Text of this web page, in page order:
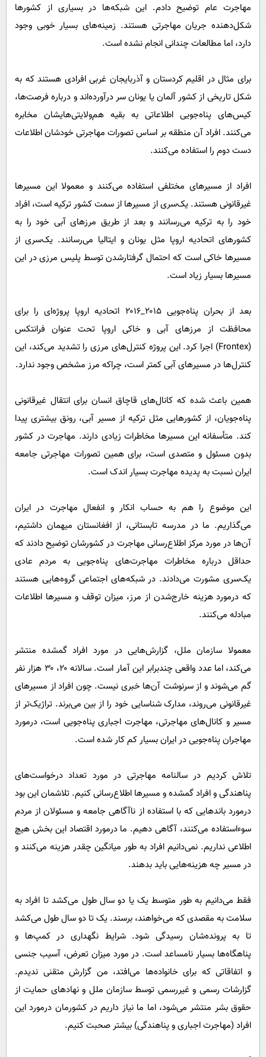
مهاجرت عام توضیح دادم. این شبکه‌ها در بسیاری از کشور‌ها
شکل‌دهنده جریان مهاجرتی هستند. زمینه‌های بسیار خوبی وجود
دارد، اما مطالعات چندانی انجام نشده است.
برای مثال در اقلیم کردستان و آذربایجان غربی افرادی هستند که به
شکل تاریخی از کشور آلمان یا یونان سر درآورده‌اند و درباره فرصت‌ها،
کیس‌های پناه‌جویی اطلاعاتی به بقیه هم‌ولایتی‌هایشان مخابره
می‌کنند. افراد آن منطقه بر اساس تصورات مهاجرتی خودشان اطلاعات
دست دوم را استفاده می‌کنند.
افراد از مسیر‌های مختلفی استفاده می‌کنند و معمولا این مسیر‌ها
غیرقانونی هستند. یک‌سری از مسیر‌ها از سمت کشور ترکیه است، افراد
خود را به ترکیه می‌رسانند و بعد از طریق مرز‌های آبی خود را به
کشور‌های اتحادیه اروپا مثل یونان و ایتالیا می‌رسانند. یک‌سری از
مسیر‌ها خاکی است که احتمال گرفتارشدن توسط پلیس مرزی در این
مسیر‌ها بسیار زیاد است.
بعد از بحران پناه‌جویی ۲۰۱۵_۲۰۱۶ اتحادیه اروپا پروژه‌ای را برای
محافظت از مرز‌های آبی و خاکی اروپا تحت عنوان فرانتکس
(Frontex) اجرا کرد. این پروژه کنترل‌های مرزی را تشدید می‌کند، این
کنترل‌ها در مسیر‌های آبی کمتر است، چراکه مرز مشخص وجود ندارد.
همین باعث شده که کانال‌های قاچاق انسان برای انتقال غیرقانونی
پناه‌جویان، از کشور‌هایی مثل ترکیه از مسیر آبی، رونق بیشتری پیدا
کند. متأسفانه این مسیر‌ها مخاطرات زیادی دارند. مهاجرت در کشور
بدون مسئول و متصدی است، برای همین تصورات مهاجرتی جامعه
ایران نسبت به پدیده مهاجرت بسیار اندک است.
این موضوع را هم به حساب انکار و انفعال مهاجرت در ایران
می‌گذاریم. ما در مدرسه تابستانی، از افغانستان میهمان داشتیم،
آن‌ها در مورد مرکز اطلاع‌رسانی مهاجرت در کشورشان توضیح دادند که
حداقل درباره مخاطرات مهاجرت‌های پناه‌جویی به مردم عادی
یک‌سری مشورت می‌دادند. در شبکه‌های اجتماعی گروه‌هایی هستند
که درمورد هزینه خارج‌شدن از مرز، میزان توقف و مسیر‌ها اطلاعات
مبادله می‌کنند.
معمولا سازمان ملل، گزارش‌هایی در مورد افراد گمشده منتشر
می‌کند، اما عدد واقعی چندبرابر این آمار است. سالانه ۲۰، ۳۰ هزار نفر
گم می‌شوند و از سرنوشت آن‌ها خبری نیست. چون افراد از مسیر‌های
غیرقانونی می‌روند، مدارک شناسایی خود را از بین می‌برند. تراژیک‌تر از
مسیر و کانال‌های مهاجرتی، مهاجرت اجباری پناه‌جویی است، درمورد
مهاجران پناه‌جویی در ایران بسیار کم کار شده است.
تلاش کردیم در سالنامه مهاجرتی در مورد تعداد درخواست‌های
پناهندگی و افراد گمشده و مسیر‌ها اطلاع‌رسانی کنیم. تلاشمان این بود
درمورد باند‌هایی که با استفاده از ناآگاهی جامعه و مسئولان از مردم
سوءاستفاده می‌کنند، آگاهی دهیم. ما درمورد اقتصاد این بخش هیچ
اطلاعی نداریم. نمی‌دانیم افراد به طور میانگین چقدر هزینه می‌کنند و
در مسیر چه هزینه‌هایی باید بدهند.
فقط می‌دانیم به طور متوسط یک یا دو سال طول می‌کشد تا افراد به
سلامت به مقصدی که می‌خواهند، برسند. یک تا دو سال طول می‌کشد
تا به پرونده‌شان رسیدگی شود. شرایط نگهداری در کمپ‌ها و
پناهگاه‌ها بسیار نامساعد است. در مورد میزان تعرض، آسیب جنسی
و اتفاقاتی که برای خانواده‌ها می‌افتد، من گزارش متقنی ندیدم.
گزارشات رسمی و غیررسمی توسط سازمان ملل و نهاد‌های حمایت از
حقوق بشر منتشر می‌شود، اما ما نیاز داریم در کشورمان درمورد این
افراد (مهاجرت اجباری و پناهندگی) بیشتر صحبت کنیم.